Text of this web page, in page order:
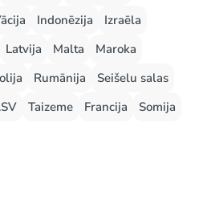
Indonēzija
Izraēla
Latvija Malta
Maroka
Rumānija
Seišelu salas
Taizeme Francija
Somija